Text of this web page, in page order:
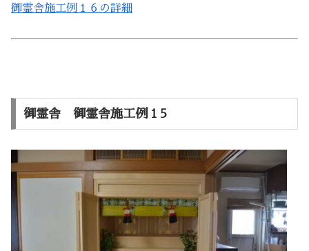
御霊舎施工例１６の詳細
御霊舎 御霊舎施工例１5